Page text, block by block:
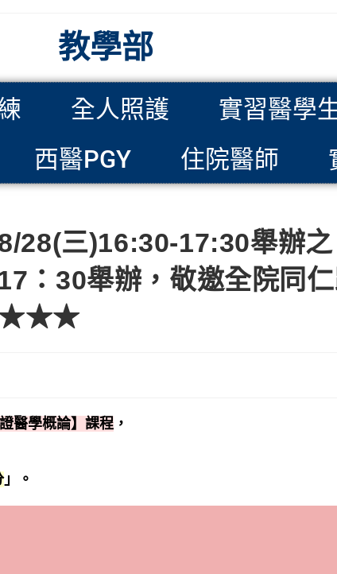
教學部
全人照護 實習醫學
西醫PGY 住院醫師
28(三)16:30-17:30舉辦
：30舉辦，敬邀全院
★★★
證醫學概論】課程 ，
」。